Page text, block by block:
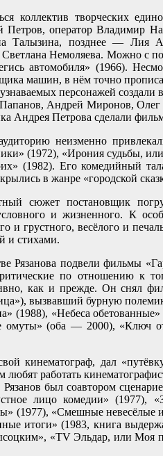
коллектив творческих
Петров, оператор Владимир
Талызина, позднее — Лия
Немоляева. Можно с
автомобиля» (1966).
машин, в нём точно
персонажей
Андрей Миронов,
Андрея Петрова сделали
неизменно
(1972), «Ирония судьбы,
(1982). Его комедийный
в жанре «городской
сюжет постановщик
и жизненного. К
и грустного, весёлого и
и стихами.
Рязанова подвели фильмы
по отношению к
как и прежде. Он снял
вызвавший бурную
(1988), «Небеса
омуты» (оба — 2000), «Ключ
кинематограф, дал
работать
был соавтором
лицо комедии» (1977),
(1977), «Смешные невесёлые
итоги» (1983, книга
«TV Эльдар, или Моя